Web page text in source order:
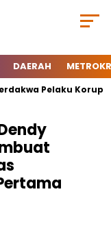
DAERAH
Pelaku Korupsi